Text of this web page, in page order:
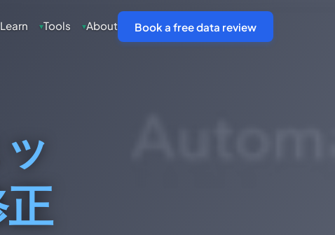
Learn ▾Tools ▾About Book a free data review